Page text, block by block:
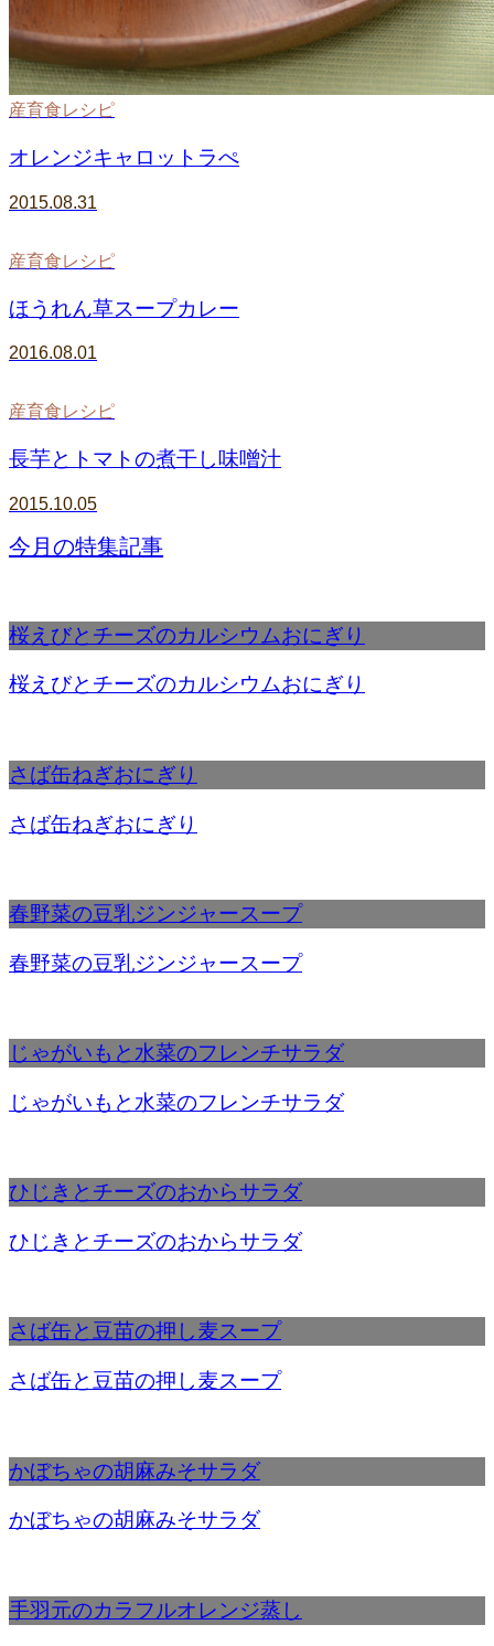
産育食レシピ
オレンジキャロットラぺ
2015.08.31
産育食レシピ
ほうれん草スープカレー
2016.08.01
産育食レシピ
長芋とトマトの煮干し味噌汁
2015.10.05
今月の特集記事
桜えびとチーズのカルシウムおにぎり
桜えびとチーズのカルシウムおにぎり
さば缶ねぎおにぎり
さば缶ねぎおにぎり
春野菜の豆乳ジンジャースープ
春野菜の豆乳ジンジャースープ
じゃがいもと水菜のフレンチサラダ
じゃがいもと水菜のフレンチサラダ
ひじきとチーズのおからサラダ
ひじきとチーズのおからサラダ
さば缶と豆苗の押し麦スープ
さば缶と豆苗の押し麦スープ
かぼちゃの胡麻みそサラダ
かぼちゃの胡麻みそサラダ
手羽元のカラフルオレンジ蒸し